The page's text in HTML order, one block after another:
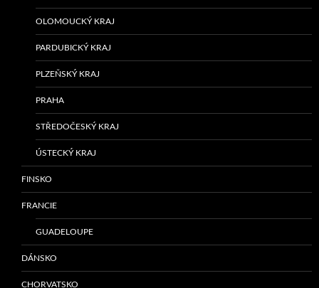
OLOMOUCKÝ KRAJ
PARDUBICKÝ KRAJ
PLZEŇSKÝ KRAJ
PRAHA
STŘEDOČESKÝ KRAJ
ÚSTECKÝ KRAJ
FINSKO
FRANCIE
GUADELOUPE
DÁNSKO
CHORVATSKO